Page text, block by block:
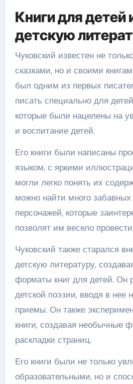
Книги для детей
детскую
Чуковский известен не
сказками, но и своими
был одним из первых
писать специально для
которые были нацелены на
и воспитание детей.
Его книги были написаны
языком, с яркими
могли легко понять их
можно найти много
персонажей, которые
позволят им весело
Чуковский также старался
детскую литературу,
форматы книг для детей. Он
детской поэзии, вводя в нее
приемы. Он также
книги, создавая необычные
раскладки страниц.
Его книги были не только
образовательными, но и